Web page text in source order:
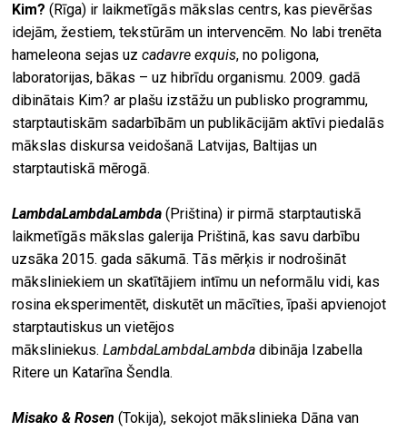
Kim? (Rīga) ir laikmetīgās mākslas centrs, kas pievēršas
idejām, žestiem, tekstūrām un intervencēm. No labi trenēta
hameleona sejas uzcadavre exquis, no poligona,
laboratorijas, bākas – uz hibrīdu organismu. 2009. gadā
dibinātais Kim? ar plašu izstāžu un publisko programmu,
starptautiskām sadarbībām un publikācijām aktīvi piedalās
mākslas diskursa veidošanā Latvijas, Baltijas un
starptautiskā mērogā.
LambdaLambdaLambda (Priština) ir pirmā starptautiskā
laikmetīgās mākslas galerija Prištinā, kas savu darbību
uzsāka 2015. gada sākumā. Tās mērķis ir nodrošināt
māksliniekiem un skatītājiem intīmu un neformālu vidi, kas
rosina eksperimentēt, diskutēt un mācīties, īpaši apvienojot
starptautiskus un vietējos
māksliniekus.LambdaLambdaLambda dibināja Izabella
Ritere un Katarīna Šendla.
Misako & Rosen (Tokija), sekojot mākslinieka Dāna van